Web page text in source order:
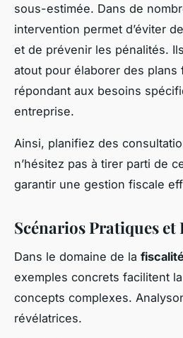
sous-estimée. Dans de
intervention permet d’éviter
et de prévenir les pénalités.
atout pour élaborer des plans
répondant aux besoins
entreprise.
Ainsi, planifiez des
n’hésitez pas à tirer parti de
garantir une gestion fiscale
Scénarios Pratiques et
Dans le domaine de la
exemples concrets facilitent
concepts complexes.
révélatrices.